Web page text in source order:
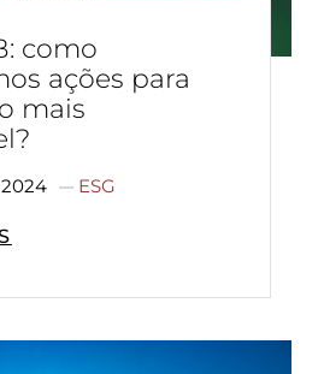
como
ações para
mais
ESG